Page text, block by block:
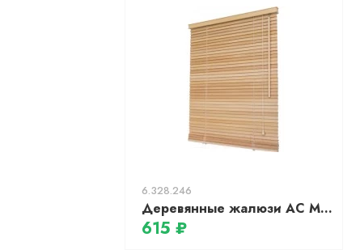
6.328.246
Деревянные жалюзи АС МАРТ 9792 78x200 (натуральное дерево)
615 ₽